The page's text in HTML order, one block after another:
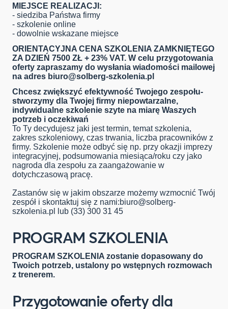
MIEJSCE REALIZACJI:
- siedziba Państwa firmy
- szkolenie online
- dowolnie wskazane miejsce
ORIENTACYJNA CENA SZKOLENIA ZAMKNIĘTEGO
ZA DZIEŃ 7500 ZŁ + 23% VAT. W celu przygotowania
oferty zapraszamy do wysłania wiadomości mailowej
na adres biuro@solberg-szkolenia.pl
Chcesz zwiększyć efektywność Twojego zespołu-
stworzymy dla Twojej firmy niepowtarzalne,
indywidualne szkolenie szyte na miarę Waszych
potrzeb i oczekiwań
To Ty decydujesz jaki jest termin, temat szkolenia,
zakres szkoleniowy, czas trwania, liczba pracowników z
firmy. Szkolenie może odbyć się np. przy okazji imprezy
integracyjnej, podsumowania miesiąca/roku czy jako
nagroda dla zespołu za zaangażowanie w
dotychczasową pracę.
Zastanów się w jakim obszarze możemy wzmocnić Twój
zespół i skontaktuj się z nami:biuro@solberg-
szkolenia.pl
lub (33) 300 31 45
PROGRAM SZKOLENIA
PROGRAM SZKOLENIA zostanie dopasowany do
Twoich potrzeb, ustalony po wstępnych rozmowach
z trenerem.
Przygotowanie oferty dla